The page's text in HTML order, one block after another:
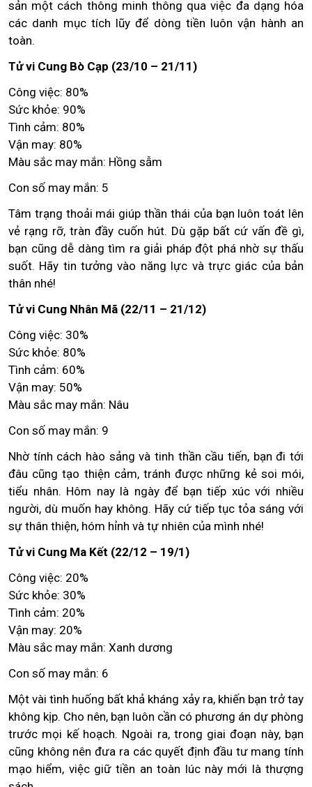
sản một cách thông minh thông qua việc đa dạng hóa
các danh mục tích lũy để dòng tiền luôn vận hành an
toàn.
Tử vi Cung Bò Cạp (23/10 – 21/11)
Công việc: 80%
Sức khỏe: 90%
Tình cảm: 80%
Vận may: 80%
Màu sắc may mắn: Hồng sẫm
Con số may mắn: 5
Tâm trạng thoải mái giúp thần thái của bạn luôn toát lên
vẻ rạng rỡ, tràn đầy cuốn hút. Dù gặp bất cứ vấn đề gì,
bạn cũng dễ dàng tìm ra giải pháp đột phá nhờ sự thấu
suốt. Hãy tin tưởng vào năng lực và trực giác của bản
thân nhé!
Tử vi Cung Nhân Mã (22/11 – 21/12)
Công việc: 30%
Sức khỏe: 80%
Tình cảm: 60%
Vận may: 50%
Màu sắc may mắn: Nâu
Con số may mắn: 9
Nhờ tính cách hào sảng và tinh thần cầu tiến, bạn đi tới
đâu cũng tạo thiện cảm, tránh được những kẻ soi mói,
tiểu nhân. Hôm nay là ngày để bạn tiếp xúc với nhiều
người, dù muốn hay không. Hãy cứ tiếp tục tỏa sáng với
sự thân thiện, hóm hỉnh và tự nhiên của mình nhé!
Tử vi Cung Ma Kết (22/12 – 19/1)
Công việc: 20%
Sức khỏe: 30%
Tình cảm: 20%
Vận may: 20%
Màu sắc may mắn: Xanh dương
Con số may mắn: 6
Một vài tình huống bất khả kháng xảy ra, khiến bạn trở tay
không kịp. Cho nên, bạn luôn cần có phương án dự phòng
trước mọi kế hoạch. Ngoài ra, trong giai đoạn này, bạn
cũng không nên đưa ra các quyết định đầu tư mang tính
mạo hiểm, việc giữ tiền an toàn lúc này mới là thượng